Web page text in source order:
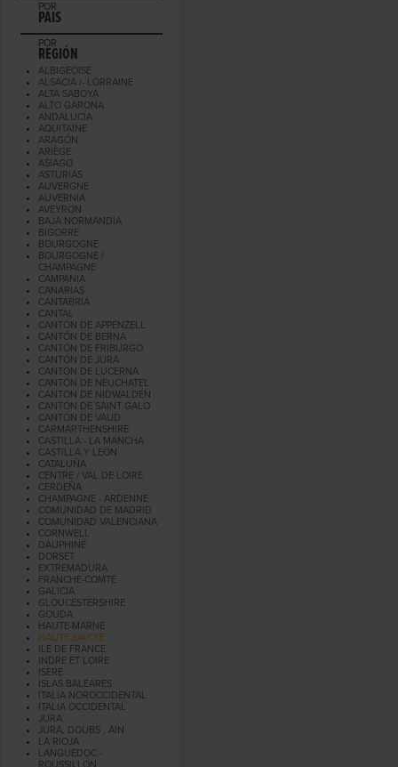
POR
PAIS
POR
REGIÓN
ALBIGEOISE
ALSACIA /- LORRAINE
ALTA SABOYA
ALTO GARONA
ANDALUCÍA
AQUITAINE
ARAGÓN
ARIÈGE
ASIAGO
ASTURIAS
AUVERGNE
AUVERNIA
AVEYRON
BAJA NORMANDÍA
BIGORRE
BOURGOGNE
BOURGOGNE /
CHAMPAGNE
CAMPANIA
CANARIAS
CANTABRIA
CANTAL
CANTÓN DE APPENZELL
CANTÓN DE BERNA
CANTÓN DE FRIBURGO
CANTÓN DE JURA
CANTÓN DE LUCERNA
CANTÓN DE NEUCHATEL
CANTON DE NIDWALDEN
CANTÓN DE SAINT GALO
CANTÓN DE VAUD
CARMARTHENSHIRE
CASTILLA - LA MANCHA
CASTILLA Y LEÓN
CATALUÑA
CENTRE / VAL DE LOIRE
CERDEÑA
CHAMPAGNE - ARDENNE
COMUNIDAD DE MADRID
COMUNIDAD VALENCIANA
CORNWELL
DAUPHINÉ
DORSET
EXTREMADURA
FRANCHE-COMTÉ
GALICIA
GLOUCESTERSHIRE
GOUDA
HAUTE-MARNE
HAUTE-SAVOIE
ILE DE FRANCE
INDRE ET LOIRE
ISÈRE
ISLAS BALEARES
ITALIA NOROCCIDENTAL
ITALIA OCCIDENTAL
JURA
JURA, DOUBS , AIN
LA RIOJA
LANGUEDOC -